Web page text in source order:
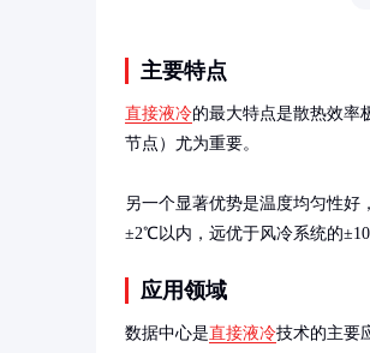
主要特点
直接液冷的最大特点是散热效率
节点）尤为重要。
另一个显著优势是温度均匀性好
±2℃以内，远优于风冷系统的
应用领域
数据中心是直接液冷技术的主要